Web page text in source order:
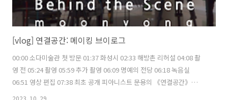
[vlog] 연결공간: 메이킹 브이로그
00:00 소다미술관 첫 방문 01:37 화성시 02:33 해방촌 리허설 04:08 촬
영 전 05:24 촬영 05:59 추가 촬영 06:09 명예의 전당 06:18 녹음실
06:51 영상 편집 07:38 최초 공개 피아니스트 문용의 《연결공간》
https://www.youtube.com/playlist?list=PLkSPU6CC_KUMLdZ-
2023. 10. 29.